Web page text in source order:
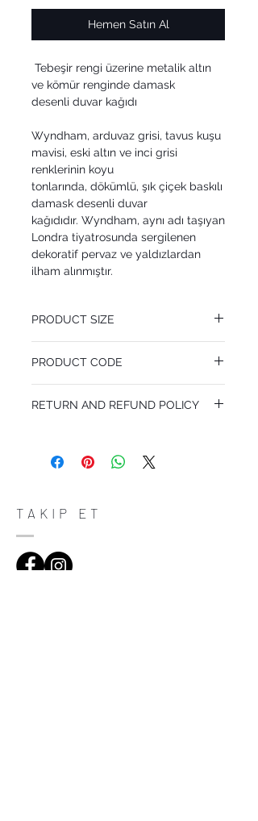
Hemen Satın Al
Tebeşir rengi üzerine metalik altın
ve kömür renginde damask
desenli duvar kağıdı
Wyndham, arduvaz grisi, tavus kuşu
mavisi, eski altın ve inci grisi
renklerinin koyu
tonlarında, dökümlü, şık çiçek baskılı
damask desenli duvar
kağıdıdır. Wyndham, aynı adı taşıyan
Londra tiyatrosunda sergilenen
dekoratif pervaz ve yaldızlardan
ilham alınmıştır.
PRODUCT SIZE
Pattern Repeat 64 cm
PRODUCT CODE
RETURN AND REFUND POLICY
do in case they are dissatisfied with their
trust and reassure your customers that
they can buy with confidence.
TAKIP ET